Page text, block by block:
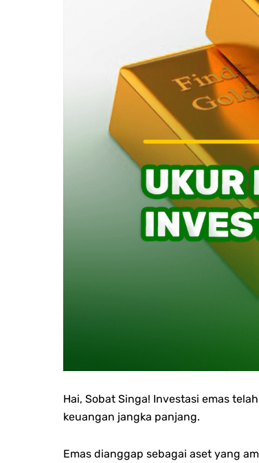
Hai, Sobat Singa! Investasi emas
keuangan jangka panjang.
Emas dianggap sebagai aset yang